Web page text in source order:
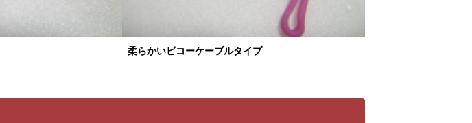
柔らかいビコーケーブルタイプ